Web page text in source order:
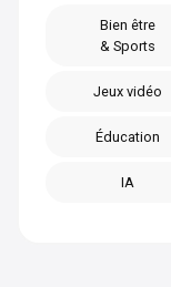
Bien être
& Sports
Jeux vidéo
Éducation
IA